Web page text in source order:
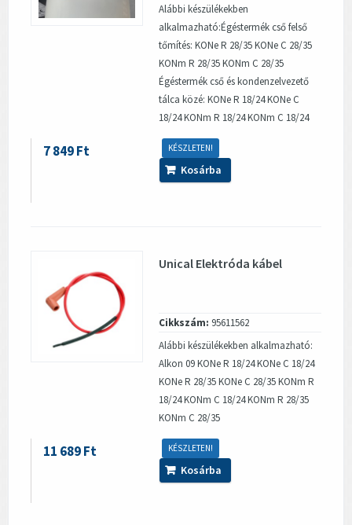
Alábbi készülékekben
alkalmazható:Égéstermék cső felső
tőmítés: KONe R 28/35 KONe C 28/35
KONm R 28/35 KONm C 28/35
Égéstermék cső és kondenzelvezető
tálca közé: KONe R 18/24 KONe C
18/24 KONm R 18/24 KONm C 18/24
KÉSZLETEN!
7 849 Ft
Kosárba
Unical Elektróda kábel
Cikkszám: 95611562
Alábbi készülékekben alkalmazható:
Alkon 09 KONe R 18/24 KONe C 18/24
KONe R 28/35 KONe C 28/35 KONm R
18/24 KONm C 18/24 KONm R 28/35
KONm C 28/35
KÉSZLETEN!
11 689 Ft
Kosárba